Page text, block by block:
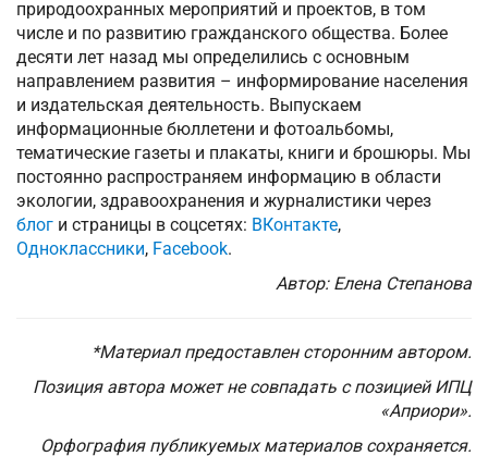
природоохранных мероприятий и проектов, в том
числе и по развитию гражданского общества. Более
десяти лет назад мы определились с основным
направлением развития – информирование населения
и издательская деятельность. Выпускаем
информационные бюллетени и фотоальбомы,
тематические газеты и плакаты, книги и брошюры. Мы
постоянно распространяем информацию в области
экологии, здравоохранения и журналистики через
блог и страницы в соцсетях: ВКонтакте,
Одноклассники, Facebook.
Автор: Елена Степанова
*Материал предоставлен сторонним автором.
Позиция автора может не совпадать с позицией ИПЦ
«Априори».
Орфография публикуемых материалов сохраняется.